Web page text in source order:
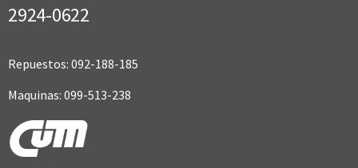
2924-0622
Repuestos: 092-188-185
Maquinas: 099-513-238